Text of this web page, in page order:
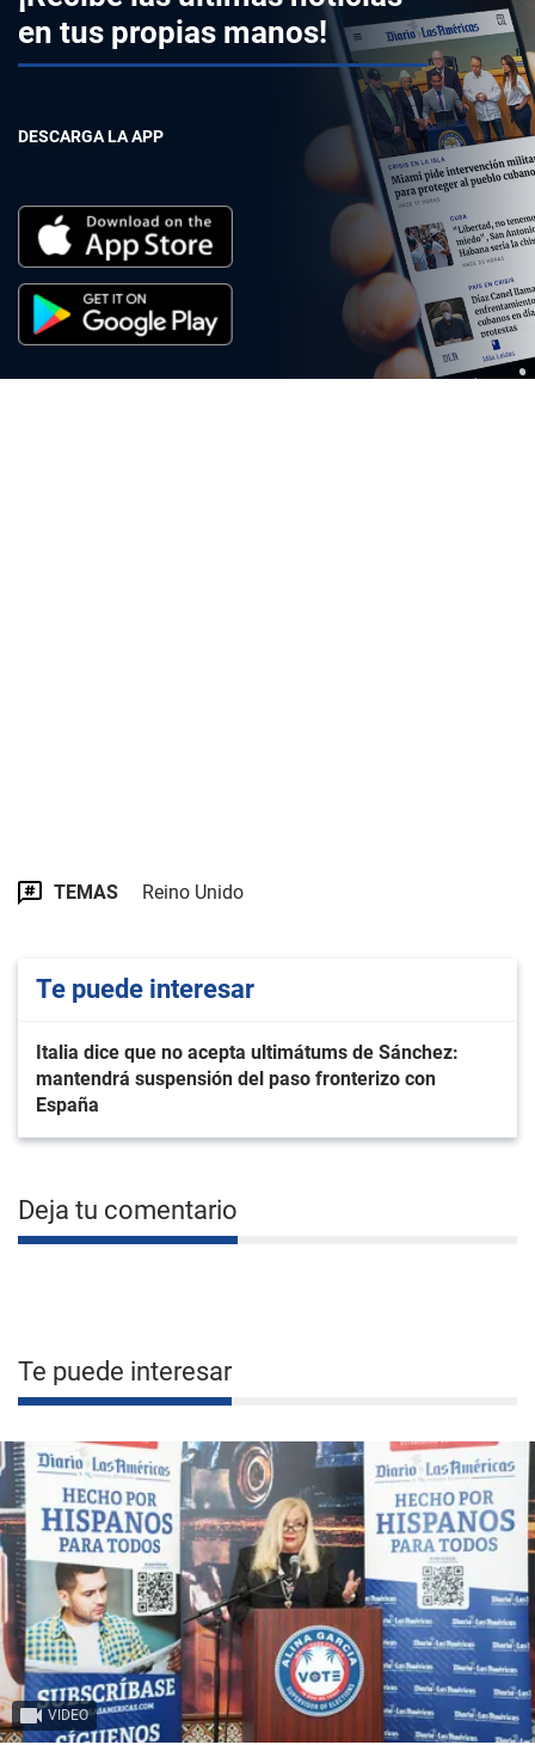
en tus propias manos!
DESCARGA LA APP
TEMAS Reino Unido
Te puede interesar
Italia dice que no acepta ultimátums de Sánchez:
mantendrá suspensión del paso fronterizo con
España
Deja tu comentario
Te puede interesar
VIDEO